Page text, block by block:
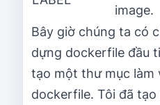
image.
Bây giờ chúng ta có
dựng dockerfile đầu
tạo một thư mục làm
dockerfile. Tôi đã